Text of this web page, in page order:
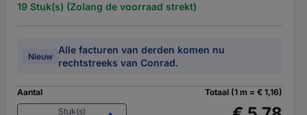
19 Stuk(s) (Zolang de voorraad strekt)
Nieuw
Alle facturen van derden komen nu
rechtstreeks van Conrad.
Aantal
Stuk(s)
Totaal (1 m = € 1,16)